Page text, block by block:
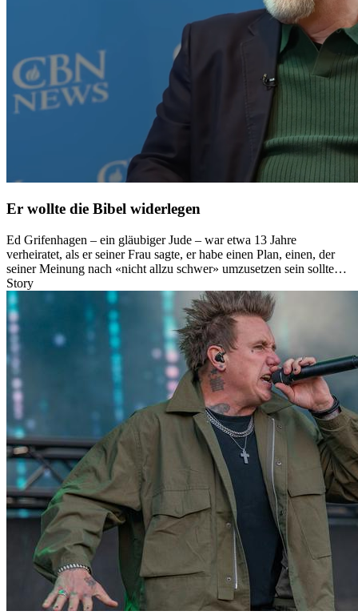
Er wollte die Bibel widerlegen
Ed Grifenhagen – ein gläubiger Jude – war etwa 13 Jahre
verheiratet, als er seiner Frau sagte, er habe einen Plan, einen, der
seiner Meinung nach «nicht allzu schwer» umzusetzen sein sollte…
Story